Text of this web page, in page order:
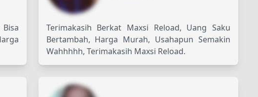
Terimakasih Berkat Maxsi Reload, Uang Saku
Bertambah, Harga Murah, Usahapun Semakin
Wahhhhh, Terimakasih Maxsi Reload.